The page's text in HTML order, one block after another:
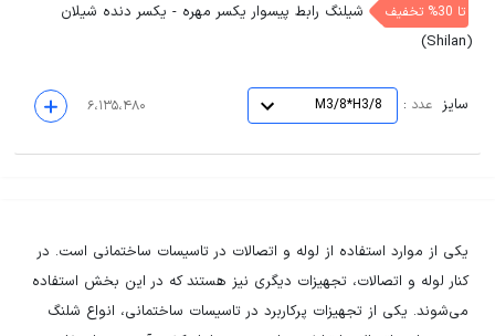
تا 30% تخفیف
شیلنگ رابط پیسوار یکسر مهره - یکسر دنده شیلان
(Shilan)
سایز عدد :
M3/8*H3/8 ۶،۱۳۵،۴۸۰
یکی از موارد استفاده از لوله و اتصالات در تاسیسات ساختمانی است. در
کنار لوله و اتصالات، تجهیزات دیگری نیز هستند که در این بخش استفاده
می‌شوند. یکی از تجهیزات پرکاربرد در تاسیسات ساختمانی، انواع شلنگ